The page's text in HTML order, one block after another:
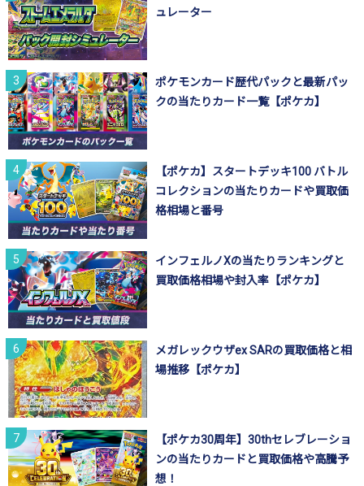
ュレーター
ポケモンカード歴代パックと最新パッ
クの当たりカード一覧【ポケカ】
【ポケカ】スタートデッキ100 バトル
コレクションの当たりカードや買取価
格相場と番号
インフェルノXの当たりランキングと
買取価格相場や封入率【ポケカ】
メガレックウザex SARの買取価格と相
場推移【ポケカ】
【ポケカ30周年】30thセレブレーショ
ンの当たりカードと買取価格や高騰予
想！